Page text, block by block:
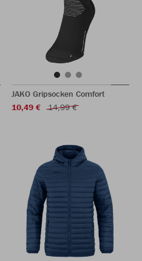
JAKO Gripsocken Comfort
10,49 €
14,99 €